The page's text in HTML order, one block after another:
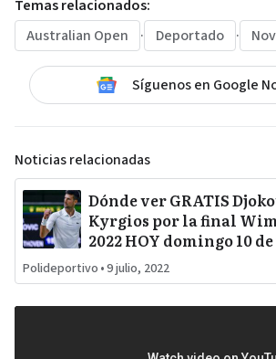
Temas relacionados:
Australian Open
· Deportado ·
Síguenos en Google
Noticias relacionadas
Dónde ver GRATIS
Kyrgios por la final
2022 HOY domingo 10
Mama HD, Tarjeta Roja y
Directa
Polideportivo •9 julio, 2022